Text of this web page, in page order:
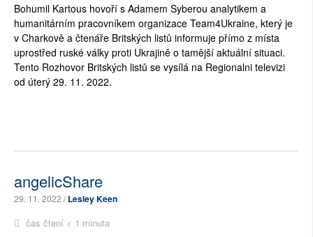
Bohumil Kartous hovoří s Adamem Syberou analytikem a
humanitárním pracovníkem organizace Team4Ukraine, který je
v Charkově a čtenáře Britských listů informuje přímo z místa
uprostřed ruské války proti Ukrajině o tamější aktuální situaci.
Tento Rozhovor Britských listů se vysílá na Regionalni televizi
od úterý 29. 11. 2022.
angelicShare
29. 11. 2022 /Lesley Keen
čas čtení < 1 minuta